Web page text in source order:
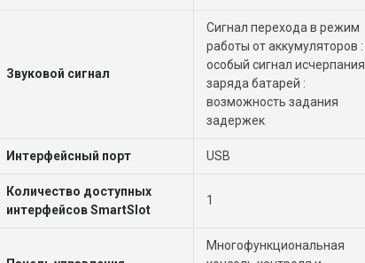
Звуковой сигнал
Сигнал перехода в режим
работы от аккумуляторов :
особый сигнал исчерпания
заряда батарей :
возможность задания
задержек
Интерфейсный порт USB
Количество доступных
интерфейсов SmartSlot
1
Многофункциональная